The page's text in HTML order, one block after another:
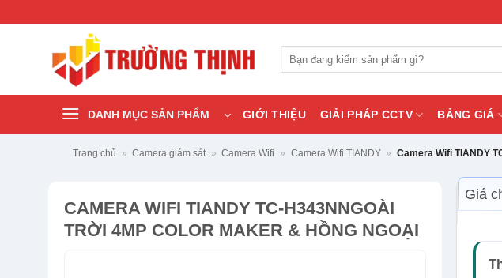
kiếm:
DANH MỤC SẢN PHẨM GIỚI THIỆU GIẢI PHÁP CCTV BẢNG GIÁ
Trang chủ » Camera giám sát » Camera Wifi » Camera Wifi TIANDY » Camera Wifi TIANDY
CAMERA WIFI TIANDY TC-H343NNGOÀI
TRỜI 4MP COLOR MAKER & HỒNG NGOẠI
Giá